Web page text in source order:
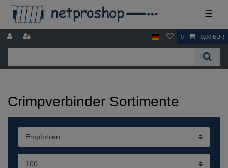
☰
0 0,00 EUR
Crimpverbinder Sortimente